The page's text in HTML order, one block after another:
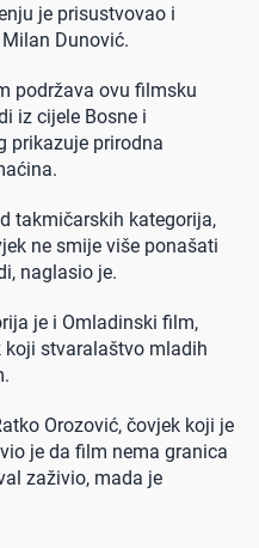
je prisustvovao i
Dunović.
podržava ovu filmsku
iz cijele Bosne i
prikazuje prirodna
takmičarskih kategorija,
ne smije više ponašati
naglasio je.
je i Omladinski film,
koji stvaralaštvo mladih
Orozović, čovjek koji je
je da film nema granica
zaživio, mada je